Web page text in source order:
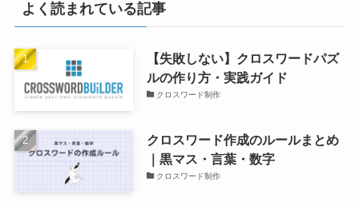
よく読まれている記事
【失敗しない】クロスワードパズ
ルの作り方・実践ガイド
クロスワード制作
クロスワード作成のルールまとめ
｜黒マス・言葉・数字
クロスワード制作